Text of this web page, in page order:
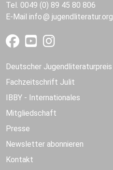
Tel. 0049 (0) 89 45 80 806
E-Mail info jugendliteratur.org
Deutscher Jugendliteraturpreis
Fachzeitschrift Julit
IBBY - Internationales
Mitgliedschaft
Presse
Newsletter abonnieren
Kontakt